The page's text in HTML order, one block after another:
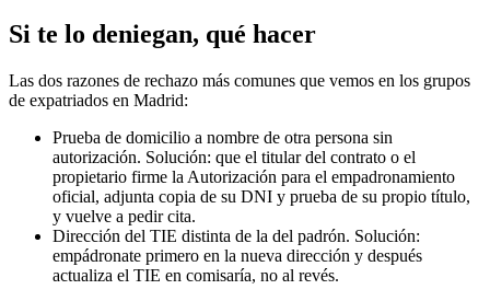
Si te lo deniegan, qué hacer
Las dos razones de rechazo más comunes que vemos en los grupos
de expatriados en Madrid:
Prueba de domicilio a nombre de otra persona sin
autorización. Solución: que el titular del contrato o el
propietario firme la Autorización para el empadronamiento
oficial, adjunta copia de su DNI y prueba de su propio título,
y vuelve a pedir cita.
Dirección del TIE distinta de la del padrón. Solución:
empádronate primero en la nueva dirección y después
actualiza el TIE en comisaría, no al revés.